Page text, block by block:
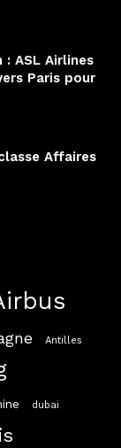
ASL Airlines
Paris pour
Affaires
Antilles
dubai